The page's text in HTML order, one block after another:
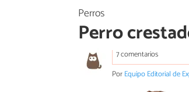
Perros
Perro
7 comentarios
PorEquipo Editorial de